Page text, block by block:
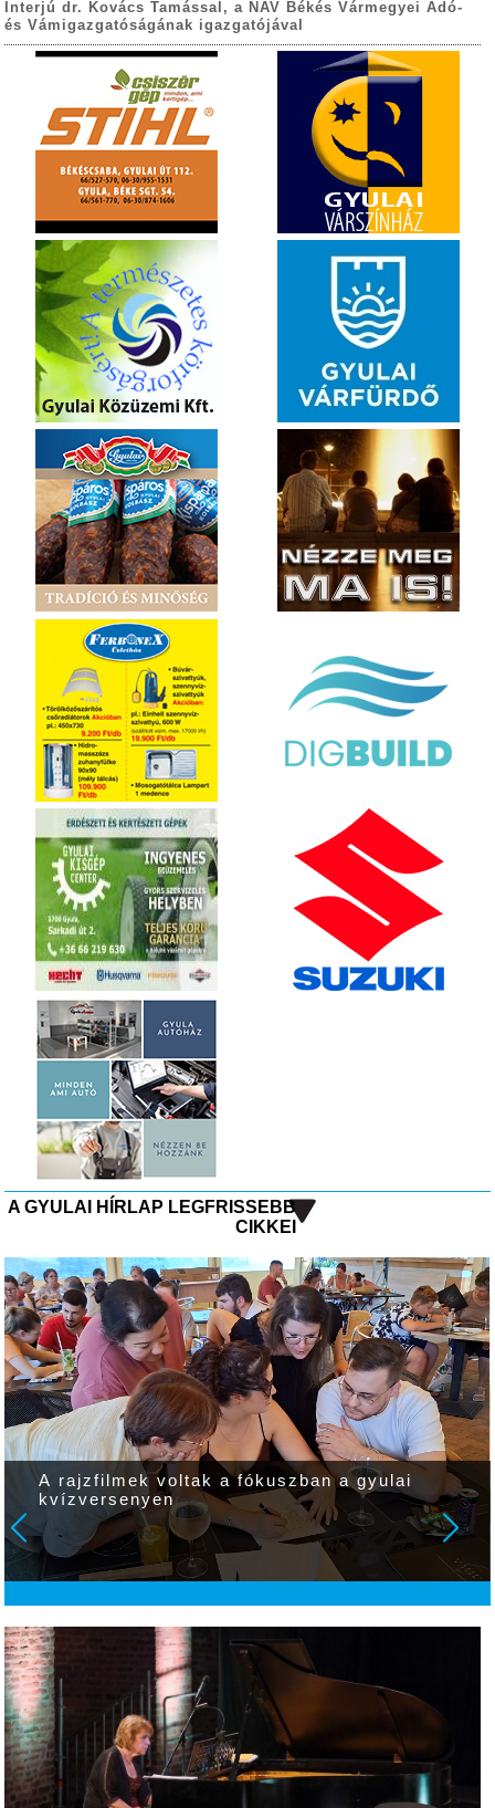
Interjú dr. Kovács Tamással, a NAV Békés Vármegyei Adó-
és Vámigazgatóságának igazgatójával
A GYULAI HÍRLAP LEGFRISSEBB
CIKKEI
A rajzfilmek voltak a fókuszban a gyulai
kvízversenyen